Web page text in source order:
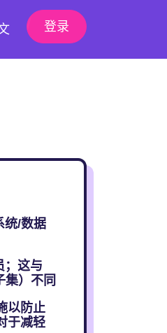
登录
统/数据
；这与
集）不同
以防止
于减轻